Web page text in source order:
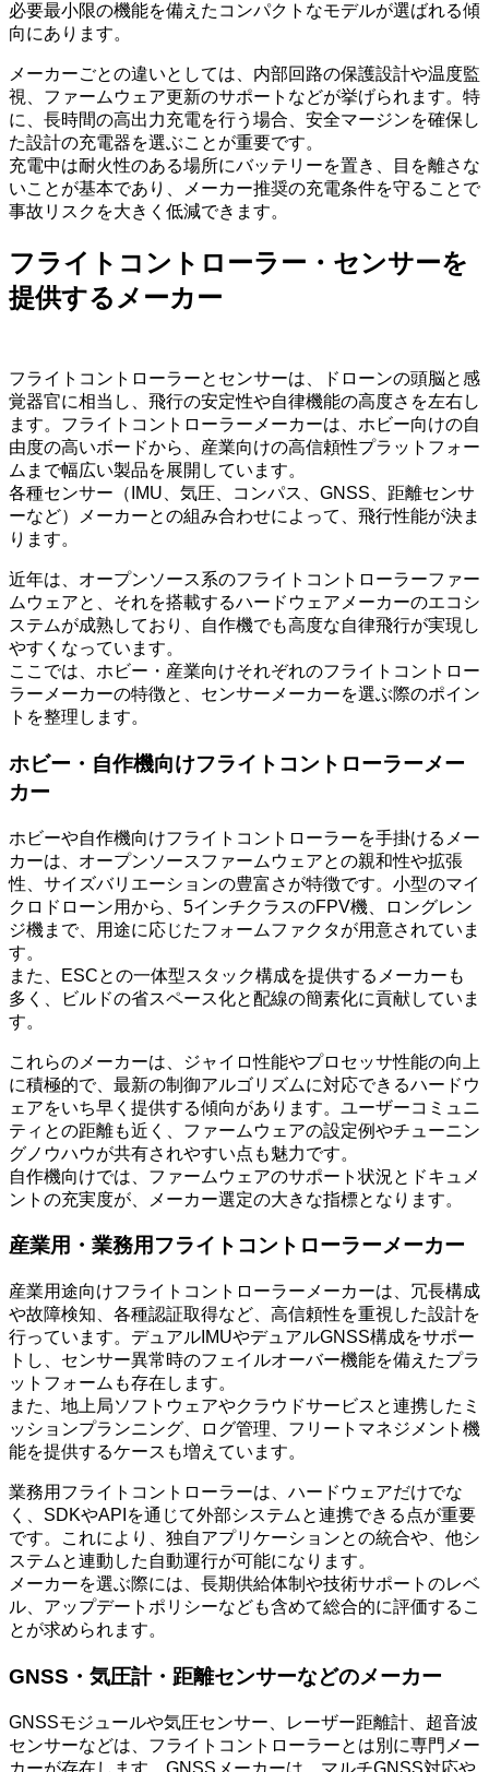
必要最小限の機能を備えたコンパクトなモデルが選ばれる傾
向にあります。
メーカーごとの違いとしては、内部回路の保護設計や温度監
視、ファームウェア更新のサポートなどが挙げられます。特
に、長時間の高出力充電を行う場合、安全マージンを確保し
た設計の充電器を選ぶことが重要です。
充電中は耐火性のある場所にバッテリーを置き、目を離さな
いことが基本であり、メーカー推奨の充電条件を守ることで
事故リスクを大きく低減できます。
フライトコントローラー・センサーを
提供するメーカー
フライトコントローラーとセンサーは、ドローンの頭脳と感
覚器官に相当し、飛行の安定性や自律機能の高度さを左右し
ます。フライトコントローラーメーカーは、ホビー向けの自
由度の高いボードから、産業向けの高信頼性プラットフォー
ムまで幅広い製品を展開しています。
各種センサー（IMU、気圧、コンパス、GNSS、距離センサ
ーなど）メーカーとの組み合わせによって、飛行性能が決ま
ります。
近年は、オープンソース系のフライトコントローラーファー
ムウェアと、それを搭載するハードウェアメーカーのエコシ
ステムが成熟しており、自作機でも高度な自律飛行が実現し
やすくなっています。
ここでは、ホビー・産業向けそれぞれのフライトコントロー
ラーメーカーの特徴と、センサーメーカーを選ぶ際のポイン
トを整理します。
ホビー・自作機向けフライトコントローラーメー
カー
ホビーや自作機向けフライトコントローラーを手掛けるメー
カーは、オープンソースファームウェアとの親和性や拡張
性、サイズバリエーションの豊富さが特徴です。小型のマイ
クロドローン用から、5インチクラスのFPV機、ロングレン
ジ機まで、用途に応じたフォームファクタが用意されていま
す。
また、ESCとの一体型スタック構成を提供するメーカーも
多く、ビルドの省スペース化と配線の簡素化に貢献していま
す。
これらのメーカーは、ジャイロ性能やプロセッサ性能の向上
に積極的で、最新の制御アルゴリズムに対応できるハードウ
ェアをいち早く提供する傾向があります。ユーザーコミュニ
ティとの距離も近く、ファームウェアの設定例やチューニン
グノウハウが共有されやすい点も魅力です。
自作機向けでは、ファームウェアのサポート状況とドキュメ
ントの充実度が、メーカー選定の大きな指標となります。
産業用・業務用フライトコントローラーメーカー
産業用途向けフライトコントローラーメーカーは、冗長構成
や故障検知、各種認証取得など、高信頼性を重視した設計を
行っています。デュアルIMUやデュアルGNSS構成をサポー
トし、センサー異常時のフェイルオーバー機能を備えたプラ
ットフォームも存在します。
また、地上局ソフトウェアやクラウドサービスと連携したミ
ッションプランニング、ログ管理、フリートマネジメント機
能を提供するケースも増えています。
業務用フライトコントローラーは、ハードウェアだけでな
く、SDKやAPIを通じて外部システムと連携できる点が重要
です。これにより、独自アプリケーションとの統合や、他シ
ステムと連動した自動運行が可能になります。
メーカーを選ぶ際には、長期供給体制や技術サポートのレベ
ル、アップデートポリシーなども含めて総合的に評価するこ
とが求められます。
GNSS・気圧計・距離センサーなどのメーカー
GNSSモジュールや気圧センサー、レーザー距離計、超音波
センサーなどは、フライトコントローラーとは別に専門メー
カーが存在します。GNSSメーカーは、マルチGNSS対応や